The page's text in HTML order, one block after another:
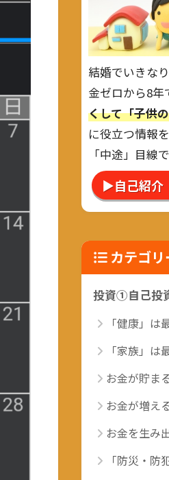
結婚でいきな
金ゼロから8年
くして「子供
に役立つ情報
「中途」目線
▶自己紹介
カテゴリ
投資①自己投
「健康」は
「家族」は
お金が貯ま
お金が増え
お金を生み
「防災・防